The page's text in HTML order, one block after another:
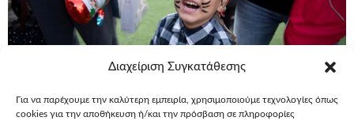
Διαχείριση Συγκατάθεσης
Για να παρέχουμε την καλύτερη εμπειρία, χρησιμοποιούμε τεχνολογίες όπως
cookies για την αποθήκευση ή/και την πρόσβαση σε πληροφορίες